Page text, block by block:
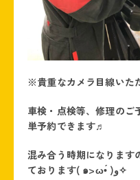
※貴重なカメラ目線いた
車検・点検等、修理のご
単予約できます♬
混み合う時期になります
ております( ๑>ω•́ )ﻭ✧